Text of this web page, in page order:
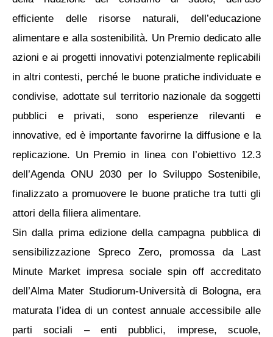
efficiente delle risorse naturali, dell’educazione
alimentare e alla sostenibilità. Un Premio dedicato alle
azioni e ai progetti innovativi potenzialmente replicabili
in altri contesti, perché le buone pratiche individuate e
condivise, adottate sul territorio nazionale da soggetti
pubblici e privati, sono esperienze rilevanti e
innovative, ed è importante favorirne la diffusione e la
replicazione. Un Premio in linea con l’obiettivo 12.3
dell’Agenda ONU 2030 per lo Sviluppo Sostenibile,
finalizzato a promuovere le buone pratiche tra tutti gli
attori della filiera alimentare.
Sin dalla prima edizione della campagna pubblica di
sensibilizzazione Spreco Zero, promossa da Last
Minute Market impresa sociale spin off accreditato
dell’Alma Mater Studiorum-Università di Bologna, era
maturata l’idea di un contest annuale accessibile alle
parti sociali – enti pubblici, imprese, scuole,